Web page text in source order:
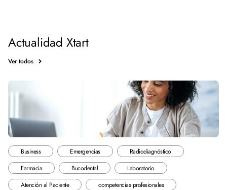
Actualidad Xtart
Ver todos
Business Emergencias
Radiodiagnóstico
Farmacia
Bucodental
Laboratorio
Atención al Paciente
competencias profesionales